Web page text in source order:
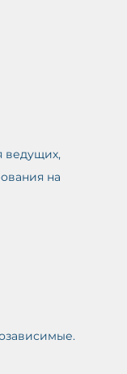
ведущих,
на